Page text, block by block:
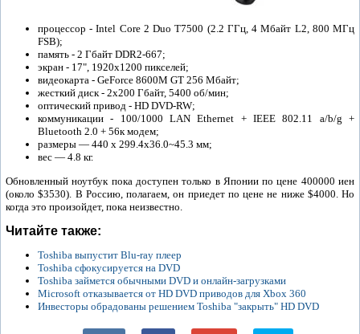
процессор - Intel Core 2 Duo T7500 (2.2 ГГц, 4 Мбайт L2, 800 МГц
FSB);
память - 2 Гбайт DDR2-667;
экран - 17", 1920x1200 пикселей;
видеокарта - GeForce 8600М GT 256 Мбайт;
жесткий диск - 2x200 Гбайт, 5400 об/мин;
оптический привод - HD DVD-RW;
коммуникации - 100/1000 LAN Ethernet + IEEE 802.11 a/b/g +
Bluetooth 2.0 + 56к модем;
размеры — 440 x 299.4x36.0~45.3 мм;
вес — 4.8 кг.
Обновленный ноутбук пока доступен только в Японии по цене 400000 иен
(около $3530). В Россию, полагаем, он приедет по цене не ниже $4000. Но
когда это произойдет, пока неизвестно.
Читайте также:
Toshiba выпустит Blu-ray плеер
Toshiba сфокусируется на DVD
Toshiba займется обычными DVD и онлайн-загрузками
Microsoft отказывается от HD DVD приводов для Xbox 360
Инвесторы обрадованы решением Toshiba "закрыть" HD DVD